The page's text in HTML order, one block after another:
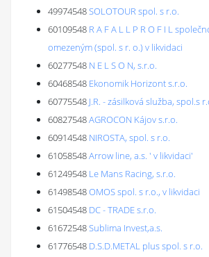
49974548SOLOTOUR spol. s r.o.
60109548 R A F A L L P R O F I L
omezeným (spol. s r. o.) v likvidaci
60277548 N E L S O N, s.r.o.
60468548 Ekonomik Horizont s.r.o.
60775548 J.R. - zásilková služba, spol.s
60827548AGROCON Kájov s.r.o.
60914548 NIROSTA, spol. s r.o.
61058548Arrow line, a.s. ' v likvidaci'
61249548 Le Mans Racing, s.r.o.
61498548OMOS spol. s r.o., v likvidaci
61504548 DC - TRADE s.r.o.
61672548Sublima Invest,a.s.
61776548 D.S.D.METAL plus spol. s r.o.